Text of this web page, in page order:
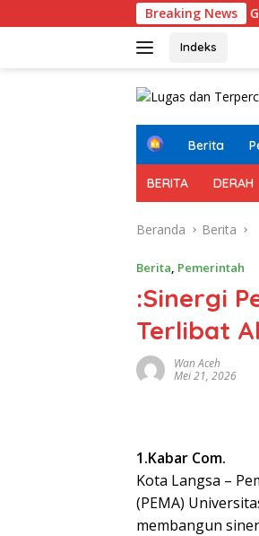
ke
Breaking News
Tanjung Priok Gagalkan
Indeks
H
m
e
Berita
BERITA DERAH
Beranda Berita
Berita Pemerintah
:Sinergi
Terlibat
Wan Aceh
Mei 21, 2026
1.Kabar Com.
Kota Langsa –
(PEMA)
membangun